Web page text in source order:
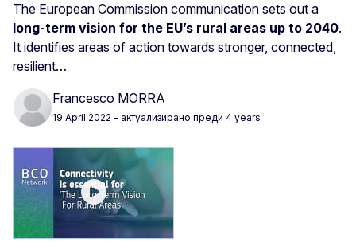
The European Commission communication sets out a
long-term vision for the EU’s rural areas up to 2040.
It identifies areas of action towards stronger, connected,
resilient…
Francesco MORRA
19 April 2022 – актуализирано преди 4 years